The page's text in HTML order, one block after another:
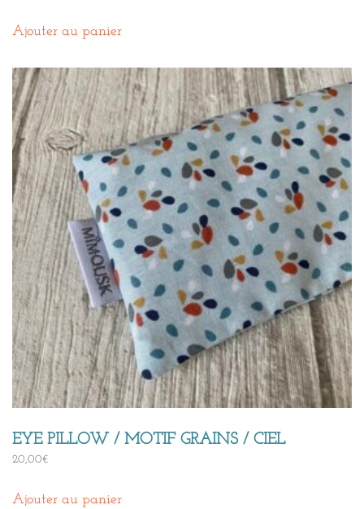
Ajouter au panier
EYE PILLOW / MOTIF GRAINS / CIEL
20,00€
Ajouter au panier